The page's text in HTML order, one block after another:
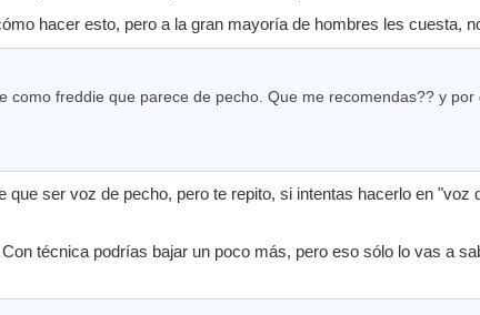
hacer esto, pero a la gran mayoría de hombres les cuesta,
como freddie que parece de pecho. Que me recomendas?? y
que ser voz de pecho, pero te repito, si intentas hacerlo en "voz
técnica podrías bajar un poco más, pero eso sólo lo vas a